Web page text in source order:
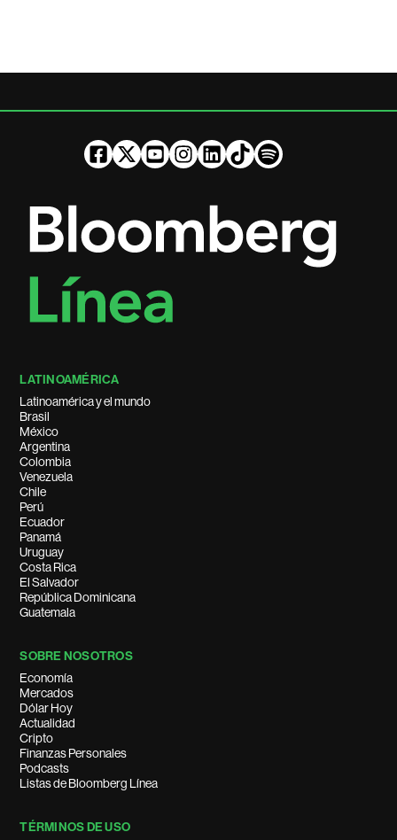
LATINOAMÉRICA
Latinoamérica y el mundo
Brasil
México
Argentina
Colombia
Venezuela
Chile
Perú
Ecuador
Panamá
Uruguay
Costa Rica
El Salvador
República Dominicana
Guatemala
SOBRE NOSOTROS
Economía
Mercados
Dólar Hoy
Actualidad
Cripto
Finanzas Personales
Podcasts
Listas de Bloomberg Línea
TÉRMINOS DE USO